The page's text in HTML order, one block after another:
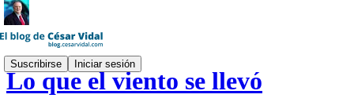
Suscribirse Iniciar sesión
Lo que el viento se llevó